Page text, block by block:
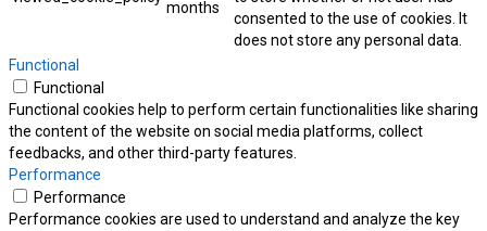
months
consented to the use of cookies. It
does not store any personal data.
Functional
Functional
Functional cookies help to perform certain functionalities like sharing
the content of the website on social media platforms, collect
feedbacks, and other third-party features.
Performance
Performance
Performance cookies are used to understand and analyze the key